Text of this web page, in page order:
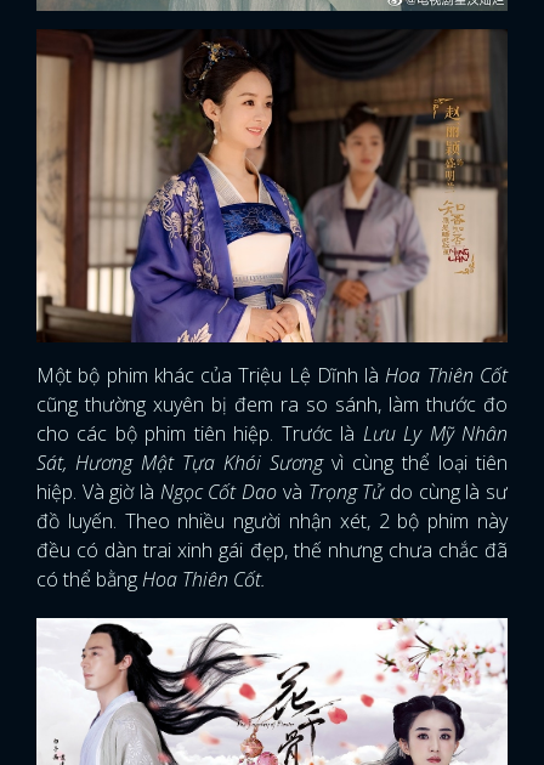
Một bộ phim khác của Triệu Lệ Dĩnh làHoa Thiên Cốt
cũng thường xuyên bị đem ra so sánh, làm thước đo
cho các bộ phim tiên hiệp. Trước là Lưu Ly Mỹ Nhân
Sát, Hương Mật Tựa Khói Sươngvì cùng thể loại tiên
hiệp. Và giờ là Ngọc Cốt Dao và Trọng Tửdo cùng là sư
đồ luyến. Theo nhiều người nhận xét, 2 bộ phim này
đều có dàn trai xinh gái đẹp, thế nhưng chưa chắc đã
có thể bằngHoa Thiên Cốt.